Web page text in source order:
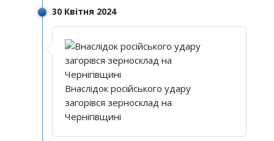
30 Квітня 2024
Внаслідок російського удару
загорівся зерносклад на
Чернігівщині